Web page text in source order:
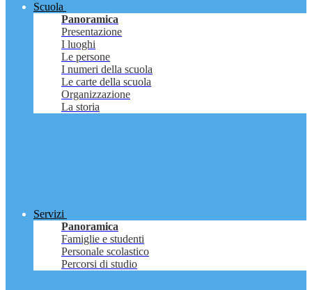
Scuola
Panoramica
Presentazione
I luoghi
Le persone
I numeri della scuola
Le carte della scuola
Organizzazione
La storia
Servizi
Panoramica
Famiglie e studenti
Personale scolastico
Percorsi di studio